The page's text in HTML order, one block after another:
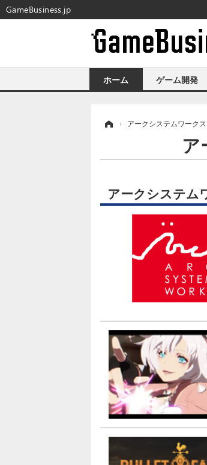
ホーム ゲーム開発
› アークシステムワーク
ア
アークシステム
GameBusiness.jp